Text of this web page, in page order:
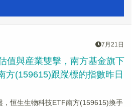
7月21日
值與産業雙擊，南方基金旗下
方(159615)跟蹤標的指數昨日
，恒生生物科技ETF南方(159615)換手